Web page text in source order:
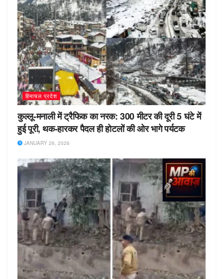
हिमाचल प्रदेश
कुल्लू-मनाली में ट्रैफिक का नरक: 300 मीटर की दूरी 5 घंटे में
हुई पूरी, थक-हारकर पैदल ही होटलों की ओर भागे पर्यटक
JANUARY 26, 2026